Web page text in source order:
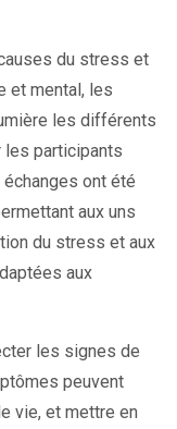
du stress et
et mental, les
les différents
les participants
ont été
aux uns
du stress et aux
aux
les signes de
peuvent
vie, et mettre en